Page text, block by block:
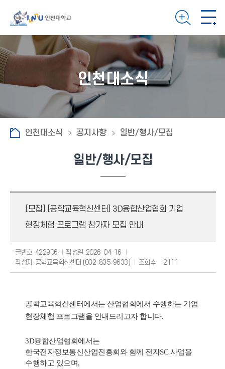
인천대소식
인천대소식 공지사항 일반/행사/모집
일반/행사/모집
[모집]
[공학교육혁신센터] 3D융합산업협회 기업
현장체험 프로그램 참가자 모집 안내
글번호 422906 작성일 2026-04-16
작성자 공학교육혁신센터 (032-835-9633) 조회수 2111
공학교육혁신센터에서는 산업협회에서 수행하는 기업
현장체험 프로그램을 안내드리고자 합니다.
3D융합산업협회에서는
한국전자정보통신산업진흥회와 함께 전자SC 사업을
수행하고 있으며,